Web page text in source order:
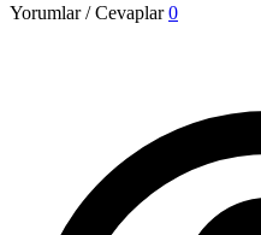
Yorumlar / Cevaplar 0